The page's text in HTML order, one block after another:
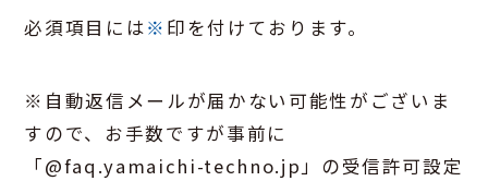
必須項目には※ 印を付けております。
※自動返信メールが届かない可能性がございま
すので、お手数ですが事前に
「@faq.yamaichi-techno.jp」の受信許可設定